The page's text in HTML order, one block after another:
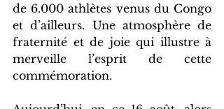
de 6.000 athlètes venus du Congo
et d’ailleurs. Une atmosphère de
fraternité et de joie qui illustre à
merveille l’esprit de cette
commémoration.